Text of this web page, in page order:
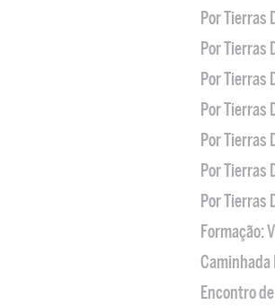
Por Tierras
Por Tierras
Por Tierras
Por Tierras
Por Tierras
Por Tierras
Por Tierras
Formação:
Encontro